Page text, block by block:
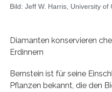
Bild: Jeff W. Harris, University of
Diamanten konservieren
Erdinnern
Bernstein ist für seine
Pflanzen bekannt, die den